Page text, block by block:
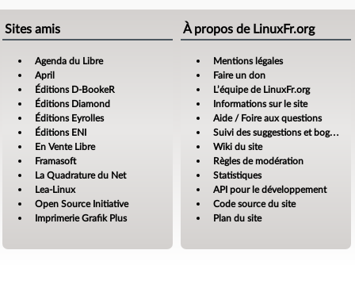
Sites amis
Agenda du Libre
April
Éditions D-BookeR
Éditions Diamond
Éditions Eyrolles
Éditions ENI
En Vente Libre
Framasoft
La Quadrature du Net
Lea-Linux
Open Source Initiative
Imprimerie Grafik Plus
À propos de LinuxFr.org
Mentions légales
Faire un don
L’équipe de LinuxFr.org
Informations sur le site
Aide / Foire aux questions
Suivi des suggestions et bogues
Wiki du site
Règles de modération
Statistiques
API pour le développement
Code source du site
Plan du site